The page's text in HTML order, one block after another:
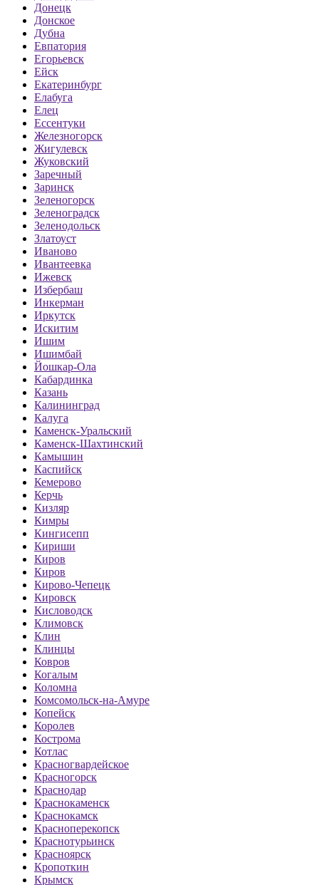
Донецк
Донское
Дубна
Евпатория
Егорьевск
Ейск
Екатеринбург
Елабуга
Елец
Ессентуки
Железногорск
Жигулевск
Жуковский
Заречный
Заринск
Зеленогорск
Зеленоградск
Зеленодольск
Златоуст
Иваново
Ивантеевка
Ижевск
Избербаш
Инкерман
Иркутск
Искитим
Ишим
Ишимбай
Йошкар-Ола
Кабардинка
Казань
Калининград
Калуга
Каменск-Уральский
Каменск-Шахтинский
Камышин
Каспийск
Кемерово
Керчь
Кизляр
Кимры
Кингисепп
Кириши
Киров
Киров
Кирово-Чепецк
Кировск
Кисловодск
Климовск
Клин
Клинцы
Ковров
Когалым
Коломна
Комсомольск-на-Амуре
Копейск
Королев
Кострома
Котлас
Красногвардейское
Красногорск
Краснодар
Краснокаменск
Краснокамск
Красноперекопск
Краснотурьинск
Красноярск
Кропоткин
Крымск